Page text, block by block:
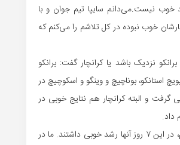
نیست.می‌دانم سایپا تیم جوان و با
خوب نبوده در کل تلاشم را می‌کنم که
نزدیک باشد یا کرانچار گفت: برانکو
استانکو، بوناچیچ و وینگو و اسکوچیچ در
گرفت و البته کرانچار هم نتایج خوبی در
داد.
وی در مورد کمبودهای تیمش تصریح کرد:‌می‌توانم بگویم الان بهترین بازیکنان دنیا را دارم، در این ۷ روز آنها رشد خوبی داشتند. ما در